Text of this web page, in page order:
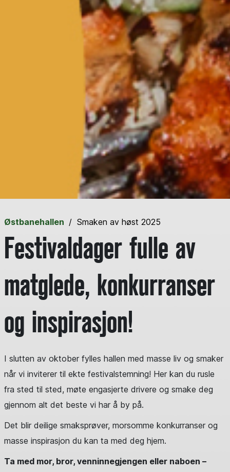
Østbanehallen Smaken av høst 2025
Festivaldager fulle av
matglede, konkurranser
og inspirasjon!
I slutten av oktober fylles hallen med masse liv og smaker
når vi inviterer til ekte festivalstemning! Her kan du rusle
fra sted til sted, møte engasjerte drivere og smake deg
gjennom alt det beste vi har å by på.
Det blir deilige smaksprøver, morsomme konkurranser og
masse inspirasjon du kan ta med deg hjem.
Ta med mor, bror, venninnegjengen eller naboen –